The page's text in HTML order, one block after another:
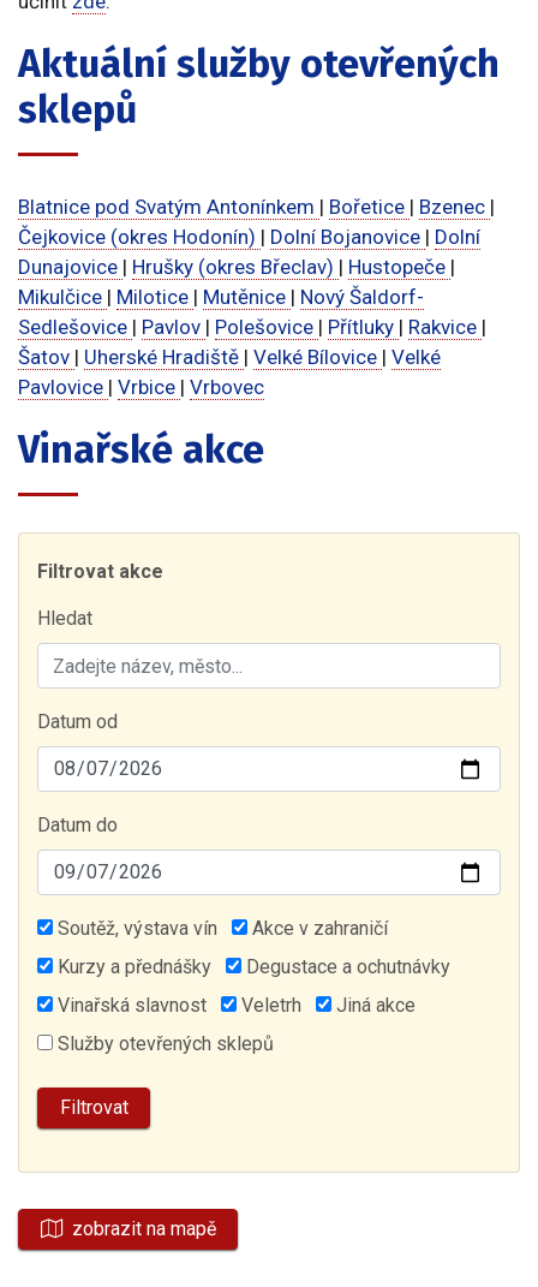
Aktuální služby otevřených
sklepů
Blatnice pod Svatým Antonínkem | Bořetice | Bzenec |
Čejkovice (okres Hodonín) | Dolní Bojanovice | Dolní
Dunajovice | Hrušky (okres Břeclav) | Hustopeče |
Mikulčice | Milotice | Mutěnice | Nový Šaldorf-
Sedlešovice | Pavlov | Polešovice | Přítluky | Rakvice |
Šatov | Uherské Hradiště | Velké Bílovice | Velké
Pavlovice | Vrbice | Vrbovec
Vinařské akce
Filtrovat akce
Hledat
Datum od
Datum do
Soutěž, výstava vín
Akce v zahraničí
Kurzy a přednášky
Degustace a ochutnávky
Vinařská slavnost
Veletrh
Jiná akce
Služby otevřených sklepů
zobrazit na mapě